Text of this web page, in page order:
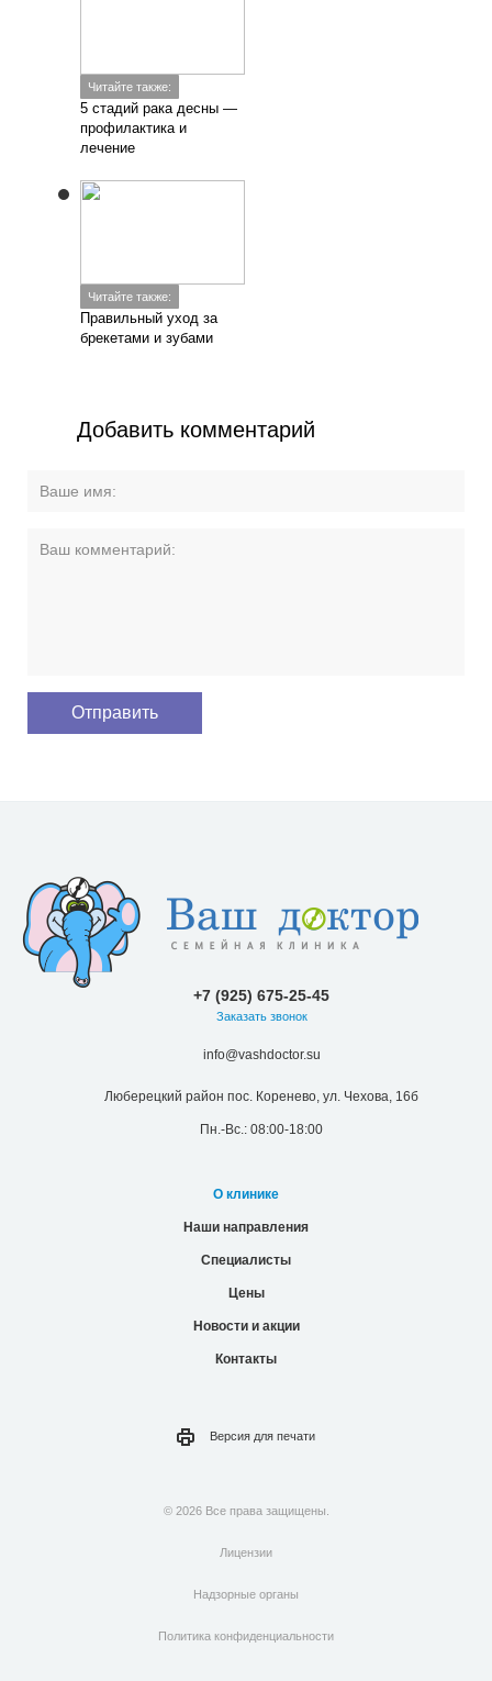
Читайте также:
5 стадий рака десны —
профилактика и
лечение
Читайте также:
Правильный уход за
брекетами и зубами
Добавить комментарий
+7 (925) 675-25-45
Заказать звонок
info@vashdoctor.su
Люберецкий район пос. Коренево, ул. Чехова, 16б
Пн.-Вс.: 08:00-18:00
О клинике
Наши направления
Специалисты
Цены
Новости и акции
Контакты
Версия для печати
© 2026 Все права защищены.
Лицензии
Надзорные органы
Политика конфиденциальности